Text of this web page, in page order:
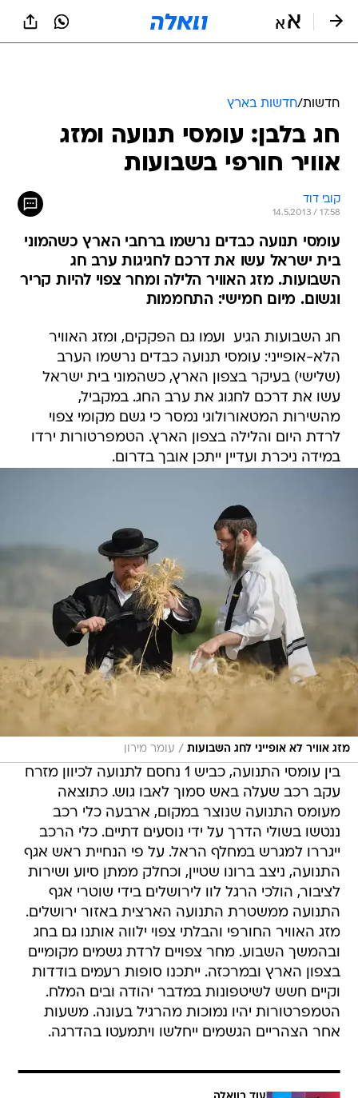
חדשות/חדשות בארץ
חג בלבן: עומסי תנועה ומזג
אוויר חורפי בשבועות
קובי דוד
14.5.2013 / 17:58
עומסי תנועה כבדים נרשמו ברחבי הארץ כשהמוני
בית ישראל עשו את דרכם לחגיגות ערב חג
השבועות. מזג האוויר הלילה ומחר צפוי להיות קריר
וגשום. מיום חמישי: התחממות
חג השבועות הגיע  ועמו גם הפקקים, ומזג האוויר
הלא-אופייני: עומסי תנועה כבדים נרשמו הערב
(שלישי) בעיקר בצפון הארץ, כשהמוני בית ישראל
עשו את דרכם לחגוג את ערב החג. במקביל,
מהשירות המטאורולוגי נמסר כי גשם מקומי צפוי
לרדת היום והלילה בצפון הארץ. הטמפרטורות ירדו
במידה ניכרת ועדיין ייתכן אובך בדרום.
מזג אוויר לא אופייני לחג השבועות / עומר מירון
בין עומסי התנועה, כביש 1 נחסם לתנועה לכיוון מזרח
עקב רכב שעלה באש סמוך לאבו גוש. כתוצאה
מעומס התנועה שנוצר במקום, ארבעה כלי רכב
ננטשו בשולי הדרך על ידי נוסעים דתיים. כלי הרכב
ייגררו למגרש במחלף הראל. על פי הנחיית ראש אגף
התנועה, ניצב ברונו שטיין, וכחלק ממתן סיוע ושירות
לציבור, הולכי הרגל לוו לירושלים בידי שוטרי אגף
התנועה ממשטרת התנועה הארצית באזור ירושלים.
מזג האוויר החורפי והבלתי צפוי ילווה אותנו גם בחג
ובהמשך השבוע. מחר צפויים לרדת גשמים מקומיים
בצפון הארץ ובמרכזה. ייתכנו סופות רעמים בודדות
וקיים חשש לשיטפונות במדבר יהודה ובים המלח.
הטמפרטורות יהיו נמוכות מהרגיל בעונה. משעות
אחר הצהריים הגשמים ייחלשו ויתמעטו בהדרגה.